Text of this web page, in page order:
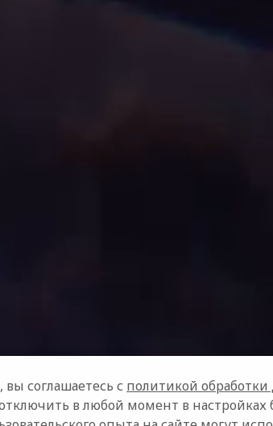
вы соглашаетесь с политикой
в любой момент в настройках